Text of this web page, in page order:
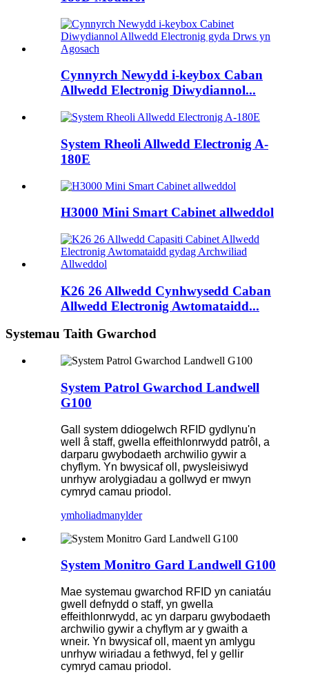
Cynnyrch Newydd i-keybox Caban
Allwedd Electronig Diwydiannol...
System Rheoli Allwedd Electronig A-
180E
H3000 Mini Smart Cabinet allweddol
K26 26 Allwedd Cynhwysedd Caban
Allwedd Electronig Awtomataidd...
Systemau Taith Gwarchod
System Patrol Gwarchod Landwell
G100
Gall system ddiogelwch RFID gydlynu'n
well â staff, gwella effeithlonrwydd patrôl, a
darparu gwybodaeth archwilio gywir a
chyflym. Yn bwysicaf oll, pwysleisiwyd
unrhyw arolygiadau a gollwyd er mwyn
cymryd camau priodol.
ymholiadmanylder
System Monitro Gard Landwell G100
Mae systemau gwarchod RFID yn caniatáu
gwell defnydd o staff, yn gwella
effeithlonrwydd, ac yn darparu gwybodaeth
archwilio gywir a chyflym ar y gwaith a
wneir. Yn bwysicaf oll, maent yn amlygu
unrhyw wiriadau a fethwyd, fel y gellir
cymryd camau priodol.